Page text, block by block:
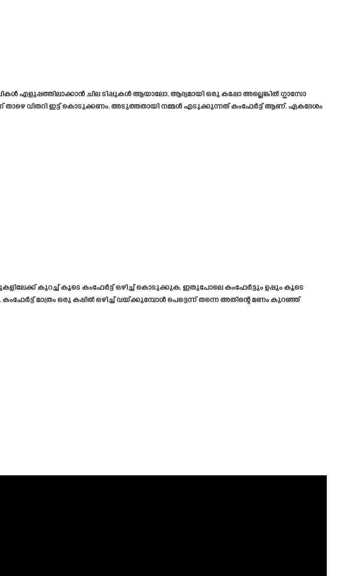
എളുപ്പത്തിലാക്കാൻ ചില ടിപ്പുകൾ ആയാലോ. ആദ്യമായി ഒരു കപ്പോ അല്ലെങ്കിൽ ഗ്ലാസോ
താഴെ വിതറി ഇട്ട് കൊടുക്കണം. അടുത്തതായി നമ്മൾ എടുക്കുന്നത് കംഫേർട്ട് ആണ്. ഏകദേശം
മുകളിലേക്ക് കുറച്ച് കൂടെ കംഫേർട്ട് ഒഴിച്ച്‌ കൊടുക്കുക. ഇതുപോലെ കംഫേർട്ടും ഉപ്പും കൂടെ
മാത്രം ഒരു കപ്പിൽ ഒഴിച്ച് വയ്ക്കുമ്പോൾ പെട്ടെന്ന് തന്നെ അതിന്റെ മണം കുറഞ്ഞ്